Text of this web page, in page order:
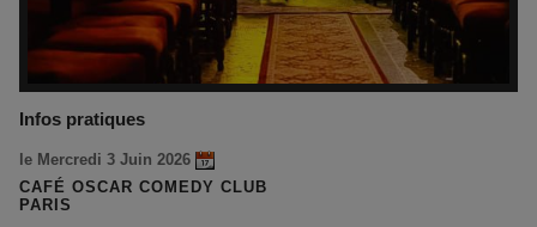
Infos pratiques
le Mercredi 3 Juin 2026
CAFÉ OSCAR COMEDY CLUB
PARIS